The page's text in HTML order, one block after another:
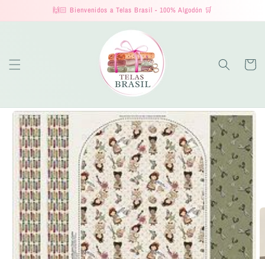
directamente
al contenido
🙌🏻 Bienvenidos a Telas Brasil - 100% Algodón 🛒
Carrito
directamente
a la
información
del producto